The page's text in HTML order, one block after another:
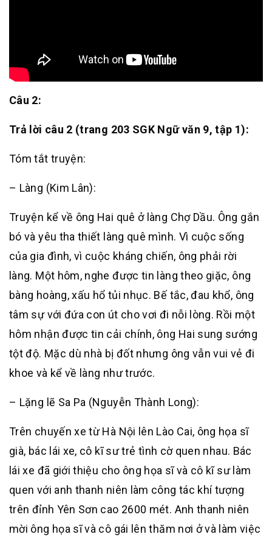
Câu 2:
Trả lời câu 2 (trang 203 SGK Ngữ văn 9, tập 1):
Tóm tắt truyện:
– Làng (Kim Lân):
Truyện kể về ông Hai quê ở làng Chợ Dầu. Ông gắn
bó và yêu tha thiết làng quê mình. Vì cuộc sống
của gia đình, vì cuộc kháng chiến, ông phải rời
làng. Một hôm, nghe được tin làng theo giặc, ông
bàng hoàng, xấu hổ tủi nhục. Bế tắc, đau khổ, ông
tâm sự với đứa con út cho vơi đi nỗi lòng. Rồi một
hôm nhận được tin cải chính, ông Hai sung sướng
tột độ. Mặc dù nhà bị đốt nhưng ông vẫn vui vẻ đi
khoe và kể về làng như trước.
– Lặng lẽ Sa Pa (Nguyễn Thành Long):
Trên chuyến xe từ Hà Nội lên Lào Cai, ông họa sĩ
già, bác lái xe, cô kĩ sư trẻ tình cờ quen nhau. Bác
lái xe đã giới thiệu cho ông họa sĩ và cô kĩ sư làm
quen với anh thanh niên làm công tác khí tượng
trên đỉnh Yên Sơn cao 2600 mét. Anh thanh niên
mời ông họa sĩ và cô gái lên thăm nơi ở và làm việc